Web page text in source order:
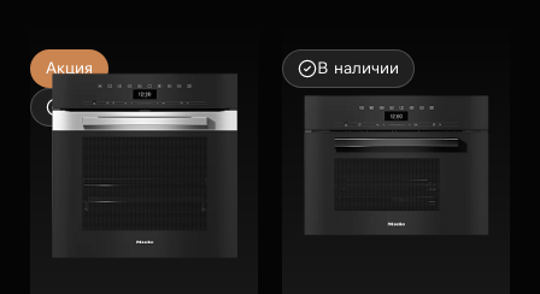
Акция
В наличии
В наличии